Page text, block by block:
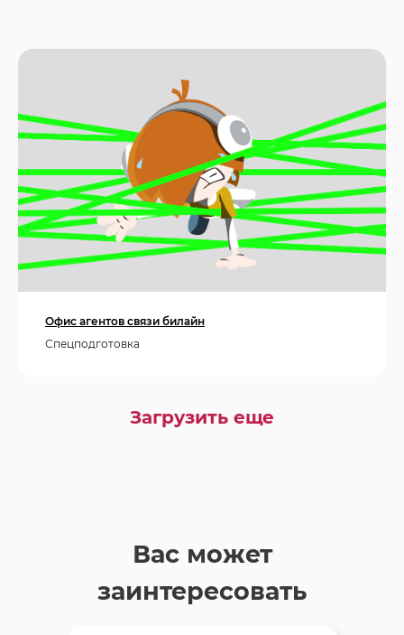
Офис агентов связи билайн
Спецподготовка
Загрузить еще
Вас может
заинтересовать